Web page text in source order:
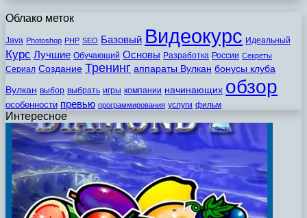
Облако меток
Java Photoshop PHP SEO Базовый Видеокурс Идеальный
Курс Лучшие Обучающий Основы Разработка России Секреты
Сериал Создание Тренинг аппараты Вулкан бонусы клуба
Вулкан выбор выбрать игры компании начинающих обзор
особенности превью программирования услуги фильм
Интересное